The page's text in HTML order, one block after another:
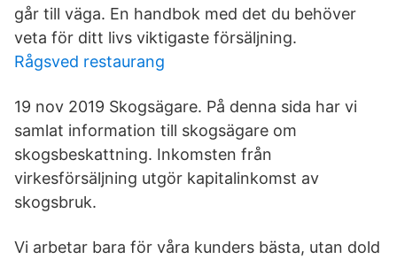
går till väga. En handbok med det du behöver
veta för ditt livs viktigaste försäljning.
Rågsved restaurang
19 nov 2019 Skogsägare. På denna sida har vi
samlat information till skogsägare om
skogsbeskattning. Inkomsten från
virkesförsäljning utgör kapitalinkomst av
skogsbruk.
Vi arbetar bara för våra kunders bästa, utan dold